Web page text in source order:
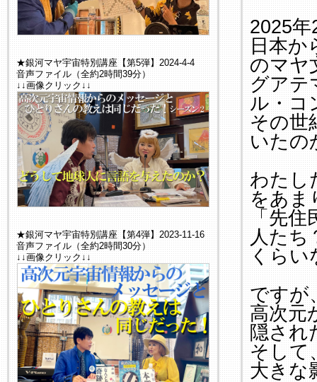
★銀河マヤ宇宙特別講座【第5弾】2024-4-4
音声ファイル（全約2時間39分）
↓↓画像クリック↓↓
★銀河マヤ宇宙特別講座【第4弾】2023-11-16
音声ファイル（全約2時間30分）
↓↓画像クリック↓↓
2025
日本
のマヤ
グアテ
ル・コ
その世
いたの
わたし
をあま
「先
人たち
くら
ですが
高次元
隠され
そして
大きな